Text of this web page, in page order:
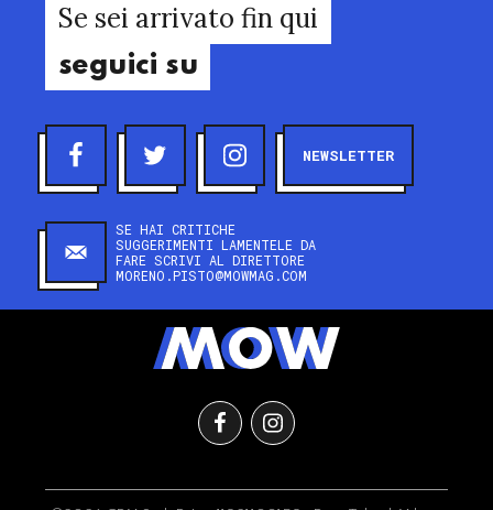
Se sei arrivato fin qui
seguici su
NEWSLETTER
SE HAI CRITICHE
SUGGERIMENTI LAMENTELE DA
FARE SCRIVI AL DIRETTORE
MORENO.PISTO@MOWMAG.COM